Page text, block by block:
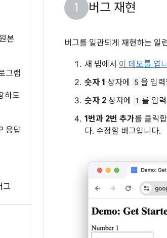
본
그램
하도
응답
그
버그 재현
버그를 일관되게 재현하는 일
새 탭에서 이 데모를 엽
숫자 1 상자에 5 을 입
숫자 2 상자에 1 를 입
1번과 2번 추가를 클릭
다. 수정할 버그입니다.